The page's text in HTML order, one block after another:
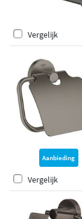
Vergelijk
Aanbieding
Vergelijk